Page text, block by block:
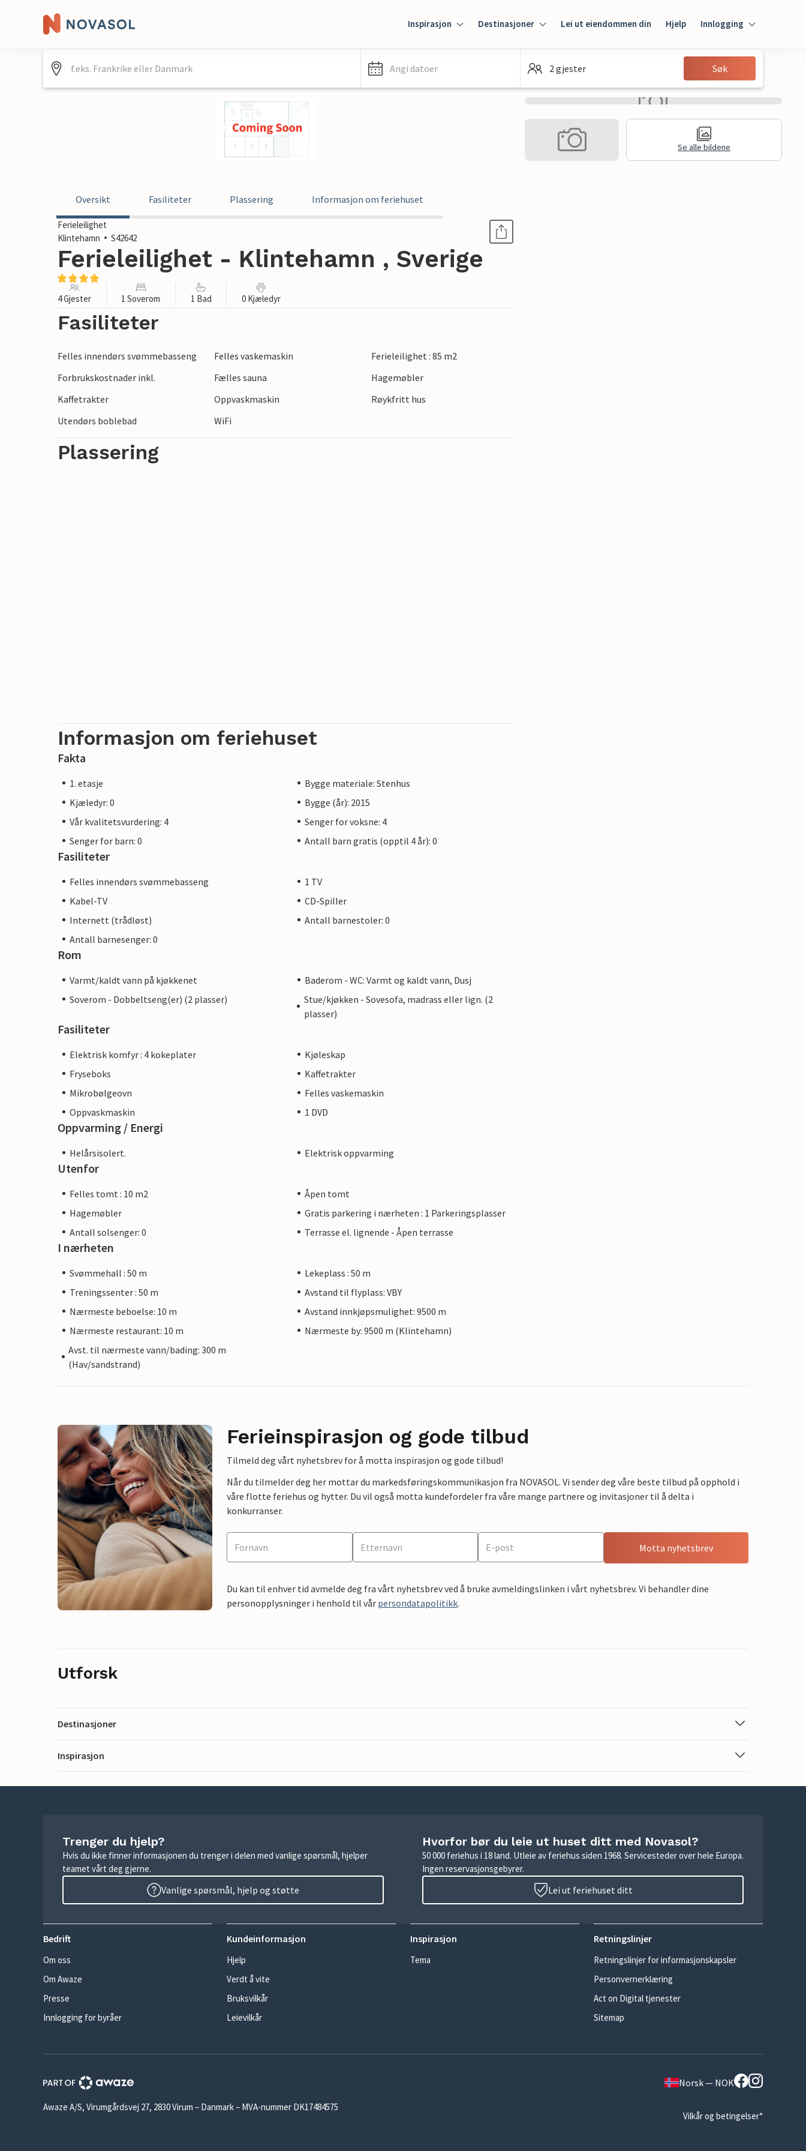
Inspirasjon Destinasjoner Lei ut eiendommen din Hjelp Innlogging
Innlogging
Gjest
Angi datoer 2 gjester Søk
Se alle bildene
Oversikt Fasiliteter Plassering Informasjon om feriehuset
Ferieleilighet
Klintehamn
S42642
Ferieleilighet - Klintehamn , Sverige
4 Gjester 1 Soverom 1 Bad 0 Kjæledyr
Fasiliteter
Felles innendørs svømmebasseng Felles vaskemaskin
Ferieleilighet : 85 m2
Forbrukskostnader inkl.
Fælles sauna
Hagemøbler
Kaffetrakter
Oppvaskmaskin
Røykfritt hus
Utendørs boblebad
WiFi
Plassering
Informasjon om feriehuset
Fakta
1. etasje
Bygge materiale: Stenhus
Kjæledyr: 0
Bygge (år): 2015
Vår kvalitetsvurdering: 4
Senger for voksne: 4
Senger for barn: 0
Antall barn gratis (opptil 4 år): 0
Fasiliteter
Felles innendørs svømmebasseng
1 TV
Kabel-TV
CD-Spiller
Internett (trådløst)
Antall barnestoler: 0
Antall barnesenger: 0
Rom
Varmt/kaldt vann på kjøkkenet
Baderom - WC: Varmt og kaldt vann, Dusj
Soverom - Dobbeltseng(er) (2 plasser)
Stue/kjøkken - Sovesofa, madrass eller lign. (2
plasser)
Fasiliteter
Elektrisk komfyr : 4 kokeplater
Kjøleskap
Fryseboks
Kaffetrakter
Mikrobølgeovn
Felles vaskemaskin
Oppvaskmaskin
1 DVD
Oppvarming / Energi
Helårsisolert. Elektrisk oppvarming
Utenfor
Felles tomt : 10 m2
Åpen tomt
Hagemøbler
Gratis parkering i nærheten : 1 Parkeringsplasser
Antall solsenger: 0
Terrasse el. lignende - Åpen terrasse
I nærheten
Svømmehall : 50 m
Lekeplass : 50 m
Treningssenter : 50 m
Avstand til flyplass: VBY
Nærmeste beboelse: 10 m
Avstand innkjøpsmulighet: 9500 m
Nærmeste restaurant: 10 m
Nærmeste by: 9500 m (Klintehamn)
Avst. til nærmeste vann/bading: 300 m
(Hav/sandstrand)
Ferieinspirasjon og gode tilbud
Tilmeld deg vårt nyhetsbrev for å motta inspirasjon og gode tilbud!
Når du tilmelder deg her mottar du markedsføringskommunikasjon fra NOVASOL. Vi sender deg våre beste tilbud på opphold i
våre flotte feriehus og hytter. Du vil også motta kundefordeler fra våre mange partnere og invitasjoner til å delta i
konkurranser.
Motta nyhetsbrev
Du kan til enhver tid avmelde deg fra vårt nyhetsbrev ved å bruke avmeldingslinken i vårt nyhetsbrev. Vi behandler dine
personopplysninger i henhold til vår persondatapolitikk.
Utforsk
Destinasjoner
Inspirasjon
Trenger du hjelp?
Hvis du ikke finner informasjonen du trenger i delen med vanlige spørsmål, hjelper
teamet vårt deg gjerne.
Vanlige spørsmål, hjelp og støtte
Hvorfor bør du leie ut huset ditt med Novasol?
50 000 feriehus i 18 land. Utleie av feriehus siden 1968. Servicesteder over hele Europa.
Ingen reservasjonsgebyrer.
Lei ut feriehuset ditt
Bedrift
Om oss
Om Awaze
Presse
Innlogging for byråer
Kundeinformasjon
Hjelp
Verdt å vite
Bruksvilkår
Leievilkår
Inspirasjon
Tema
Retningslinjer
Retningslinjer for informasjonskapsler
Personvernerklæring
Act on Digital tjenester
Sitemap
Norsk — NOK
Awaze A/S, Virumgårdsvej 27, 2830 Virum – Danmark – MVA-nummer DK17484575
Vilkår og betingelser*